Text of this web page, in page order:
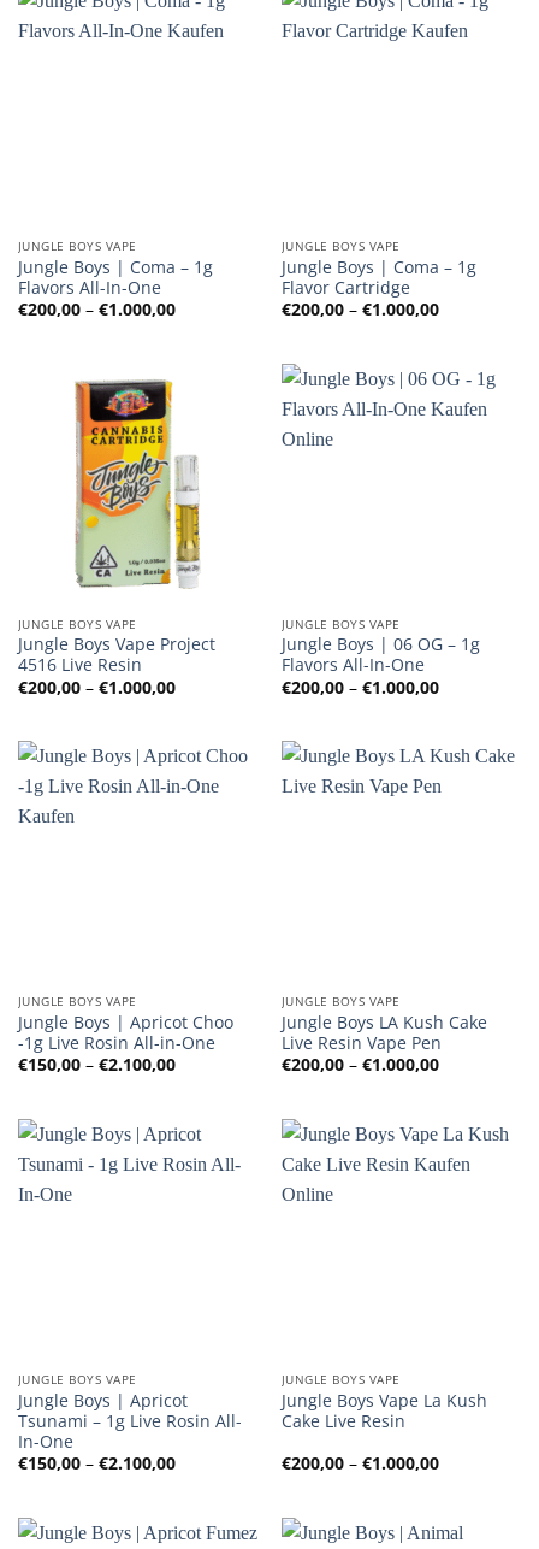
JUNGLE BOYS VAPE
Jungle Boys | Coma – 1g
Flavors All-In-One
€200,00 – €1.000,00Preisspanne:
JUNGLE BOYS VAPE
Jungle Boys | Coma – 1g
Flavor Cartridge
€200,00 – €1.000,00
JUNGLE BOYS VAPE
Jungle Boys Vape Project
4516 Live Resin
€200,00 – €1.000,00Preisspanne:
€200,00
JUNGLE BOYS VAPE
Jungle Boys | 06 OG – 1g
Flavors All-In-One
€200,00 – €1.000,00
€200,00
JUNGLE BOYS VAPE
Jungle Boys | Apricot Choo
-1g Live Rosin All-in-One
€150,00 – €2.100,00Preisspanne:
JUNGLE BOYS VAPE
Jungle Boys LA Kush Cake
Live Resin Vape Pen
€200,00 – €1.000,00
JUNGLE BOYS VAPE
Jungle Boys | Apricot
Tsunami – 1g Live Rosin All-
In-One
€150,00 – €2.100,00Preisspanne:
€150,00
JUNGLE BOYS VAPE
Jungle Boys Vape La Kush
Cake Live Resin
€200,00 – €1.000,00
€200,00